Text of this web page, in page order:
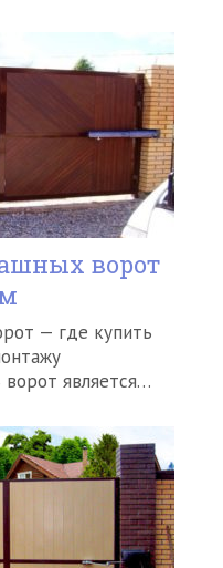
ворот
— где купить
является…